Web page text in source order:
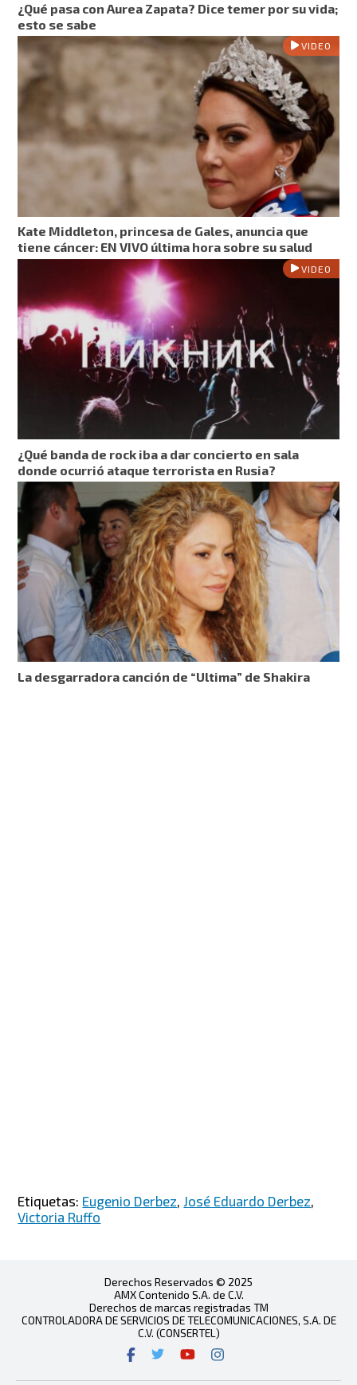
¿Qué pasa con Aurea Zapata? Dice temer por su vida;
esto se sabe
VIDEO
Kate Middleton, princesa de Gales, anuncia que
tiene cáncer: EN VIVO última hora sobre su salud
VIDEO
¿Qué banda de rock iba a dar concierto en sala
donde ocurrió ataque terrorista en Rusia?
La desgarradora canción de “Ultima” de Shakira
Etiquetas: Eugenio Derbez José Eduardo Derbez
Victoria Ruffo
Derechos Reservados © 2025
AMX Contenido S.A. de C.V.
Derechos de marcas registradas TM
CONTROLADORA DE SERVICIOS DE TELECOMUNICACIONES, S.A. DE
C.V. (CONSERTEL)